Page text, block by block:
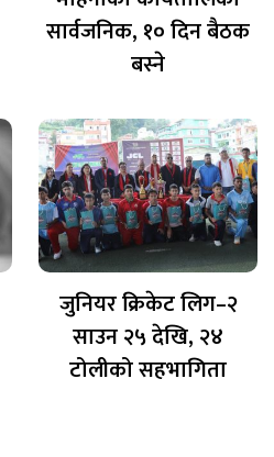
सार्वजनिक, १० दिन बैठक
बस्ने
जुनियर क्रिकेट लिग–२
साउन २५ देखि, २४
टोलीको सहभागिता